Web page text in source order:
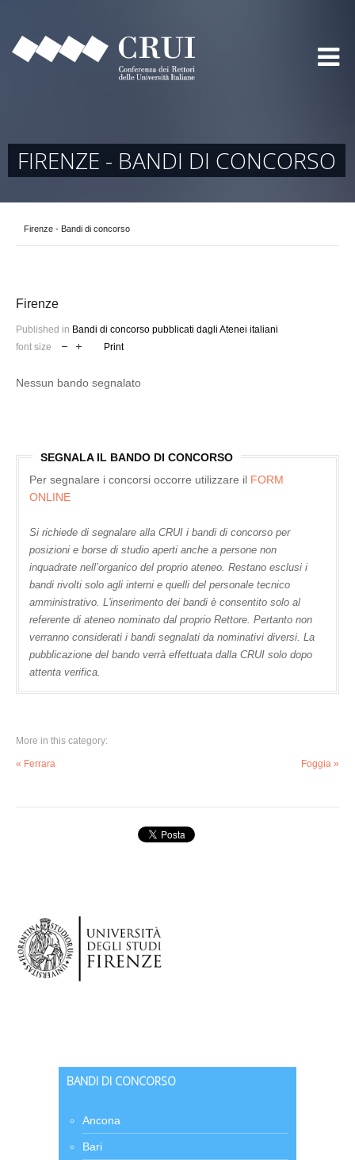
FIRENZE - BANDI DI CONCORSO
Firenze - Bandi di concorso
Firenze
Published in Bandi di concorso pubblicati dagli Atenei italiani
font size
Print
Nessun bando segnalato
SEGNALA IL BANDO DI CONCORSO
Per segnalare i concorsi occorre utilizzare il FORM
ONLINE
Si richiede di segnalare alla CRUI i bandi di concorso per
posizioni e borse di studio aperti anche a persone non
inquadrate nell’organico del proprio ateneo. Restano esclusi i
bandi rivolti solo agli interni e quelli del personale tecnico
amministrativo. L'inserimento dei bandi è consentito solo al
referente di ateneo nominato dal proprio Rettore. Pertanto non
verranno considerati i bandi segnalati da nominativi diversi. La
pubblicazione del bando verrà effettuata dalla CRUI solo dopo
attenta verifica.
More in this category:
« Ferrara Foggia »
BANDI DI CONCORSO
Ancona
Bari